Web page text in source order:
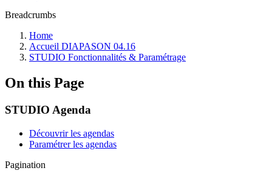
Breadcrumbs
Home
Accueil DIAPASON 04.16
STUDIO Fonctionnalités & Paramétrage
On this Page
STUDIO Agenda
Découvrir les agendas
Paramétrer les agendas
Pagination